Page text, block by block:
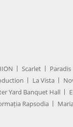
Scarlet Paradis
La Vista
Yard Banquet Hall
Rapsodia